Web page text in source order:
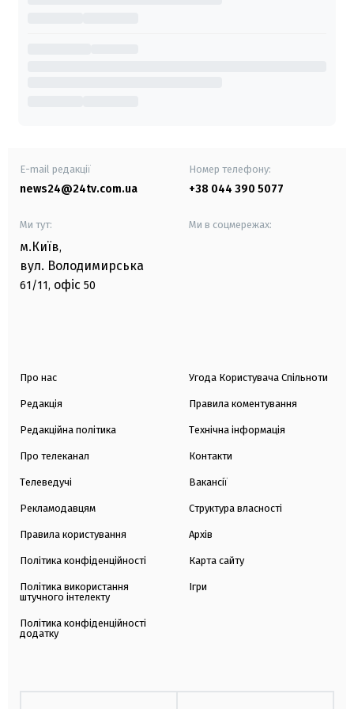
E-mail редакції
news24@24tv.com.ua
Номер телефону:
+38 044 390 5077
Ми тут:
м.Київ,
вул. Володимирська
61/11, офіс 50
Ми в соцмережах:
Про нас
Редакція
Редакційна політика
Про телеканал
Телеведучі
Рекламодавцям
Правила користування
Політика конфіденційності
Політика використання
штучного інтелекту
Політика конфіденційності
додатку
Угода Користувача Спільноти
Правила коментування
Технічна інформація
Контакти
Вакансії
Структура власності
Архів
Карта сайту
Ігри